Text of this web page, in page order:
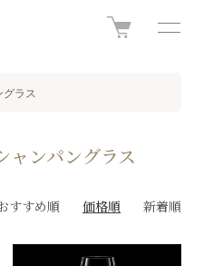
ラス
ャンパングラス
すすめ順 価格順 新着順